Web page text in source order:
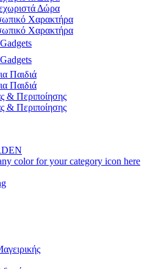
Δώρα
Χαρακτήρα
Χαρακτήρα
Παιδιά
Παιδιά
& Περιποίησης
& Περιποίησης
color for your category icon here